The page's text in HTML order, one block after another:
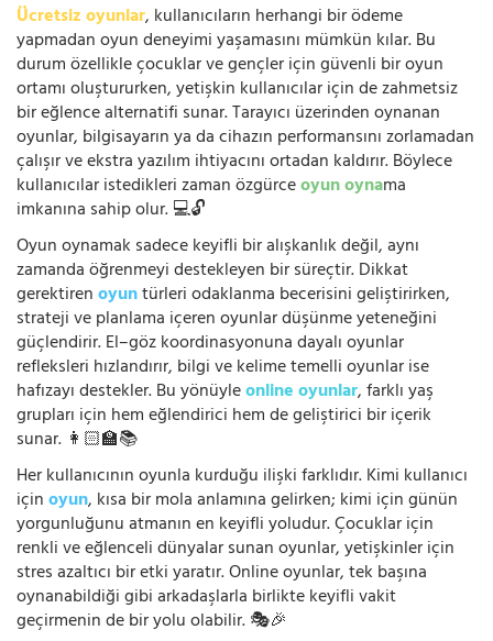
Ücretsiz oyunlar, kullanıcıların herhangi bir ödeme
yapmadan oyun deneyimi yaşamasını mümkün kılar. Bu
durum özellikle çocuklar ve gençler için güvenli bir oyun
ortamı oluştururken, yetişkin kullanıcılar için de zahmetsiz
bir eğlence alternatifi sunar. Tarayıcı üzerinden oynanan
oyunlar, bilgisayarın ya da cihazın performansını zorlamadan
çalışır ve ekstra yazılım ihtiyacını ortadan kaldırır. Böylece
kullanıcılar istedikleri zaman özgürceoyun oynama
imkanına sahip olur. 💻🔓
Oyun oynamak sadece keyifli bir alışkanlık değil, aynı
zamanda öğrenmeyi destekleyen bir süreçtir. Dikkat
gerektirenoyuntürleri odaklanma becerisini geliştirirken,
strateji ve planlama içeren oyunlar düşünme yeteneğini
güçlendirir. El–göz koordinasyonuna dayalı oyunlar
refleksleri hızlandırır, bilgi ve kelime temelli oyunlar ise
hafızayı destekler. Bu yönüyleonline oyunlar, farklı yaş
grupları için hem eğlendirici hem de geliştirici bir içerik
sunar. 👩🏻‍🏫📚
Her kullanıcının oyunla kurduğu ilişki farklıdır. Kimi kullanıcı
içinoyun, kısa bir mola anlamına gelirken; kimi için günün
yorgunluğunu atmanın en keyifli yoludur. Çocuklar için
renkli ve eğlenceli dünyalar sunan oyunlar, yetişkinler için
stres azaltıcı bir etki yaratır. Online oyunlar, tek başına
oynanabildiği gibi arkadaşlarla birlikte keyifli vakit
geçirmenin de bir yolu olabilir. 🎭🎉